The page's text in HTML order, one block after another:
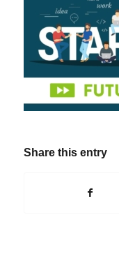
Share this entry